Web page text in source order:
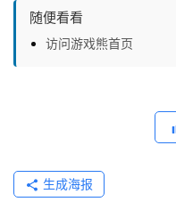
随便看看
访问游戏熊首页
生成海报